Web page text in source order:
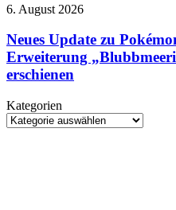
2026:
Resonant
erstmals
spielbar
Neues
zu
Pokémon
Pokopia
und
„Blubbmeeria“
mit
6. August 2026
Neues Update zu
Erweiterung
erschienen
Kategorien
Kategorien